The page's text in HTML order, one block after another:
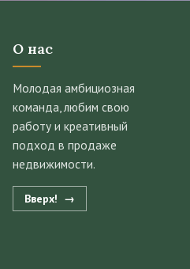
О нас
Молодая амбициозная
команда, любим свою
работу и креативный
подход в продаже
недвижимости.
Вверх!